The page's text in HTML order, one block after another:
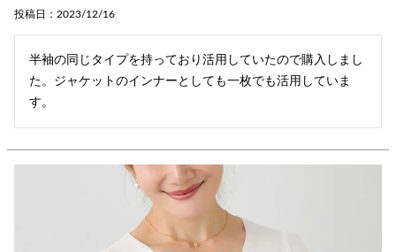
投稿日 2023/12/16
半袖の同じタイプを持っており活用していたので購入しまし
た。ジャケットのインナーとしても一枚でも活用していま
す。